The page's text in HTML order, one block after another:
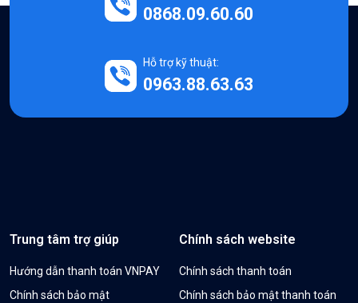
0868.09.60.60
Hỗ trợ kỹ thuật:
0963.88.63.63
Trung tâm trợ giúp
Hướng dẫn thanh toán VNPAY
Chính sách bảo mật
Chính sách website
Chính sách thanh toán
Chính sách bảo mật thanh toán